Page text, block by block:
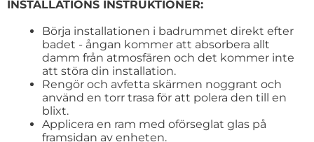
INSTALLATIONS INSTRUKTIONER:
Börja installationen i badrummet direkt efter
badet - ångan kommer att absorbera allt
damm från atmosfären och det kommer inte
att störa din installation.
Rengör och avfetta skärmen noggrant och
använd en torr trasa för att polera den till en
blixt.
Applicera en ram med oförseglat glas på
framsidan av enheten.